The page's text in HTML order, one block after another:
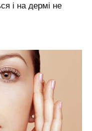
і на дермі не